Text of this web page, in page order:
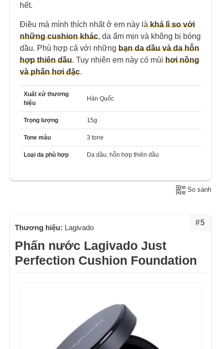
hết.
Điều mà mình thích nhất ở em này làkhá lì so với
những cushion khác, da ẩm mịn và không bị bóng
dầu. Phù hợp cả với những bạn da dầu và da hỗn
hợp thiên dầu. Tuy nhiên em này có mùi hơi nồng
và phấn hơi đặc.
Xuất xứ thương
hiệu
Hàn Quốc
Trọng lượng 15g
Tone màu 3 tone
Loại da phù hợp Da dầu, hỗn hợp thiên dầu
So sánh
#5
Thương hiệu: Lagivado
Phấn nước Lagivado Just
Perfection Cushion Foundation